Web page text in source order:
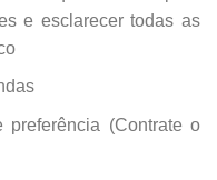
e esclarecer todas as
(Contrate o